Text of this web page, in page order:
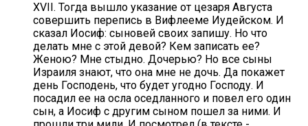
XVII. Тогда вышло указание от цезаря Августа
совершить перепись в Вифлееме Иудейском. И
сказал Иосиф: сыновей своих запишу. Но что
делать мне с этой девой? Кем записать ее?
Женою? Мне стыдно. Дочерью? Но все сыны
Израиля знают, что она мне не дочь. Да покажет
день Господень, что будет угодно Господу. И
посадил ее на осла оседланного и повел его один
сын, а Иосиф с другим сыном пошел за ними. И